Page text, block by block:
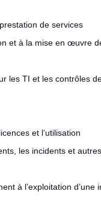
de services
et à la mise en œuvre
les TI et les contrôles
et l’utilisation
les incidents et
à l’exploitation d’une